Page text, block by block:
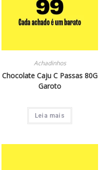
Achadinhos
Chocolate Caju C Passas 80G
Garoto
Leia mais